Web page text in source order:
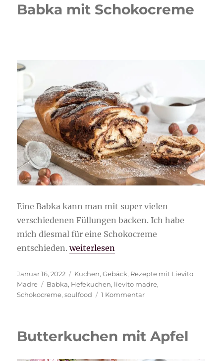
Babka mit Schokocreme
Eine Babka kann man mit super vielen
verschiedenen Füllungen backen. Ich habe
mich diesmal für eine Schokocreme
entschieden.„Babka mit Schokocreme“
weiterlesen
Veröffentlicht
am
Januar 16, 2022 Kategorien
Kuchen,Gebäck, Rezepte mit Lievito
Madre
Schlagwörter
Babka, Hefekuchen, lievito madre,
Schokocreme,soulfood 1 Kommentarzu
Butterkuchen mit Apfel